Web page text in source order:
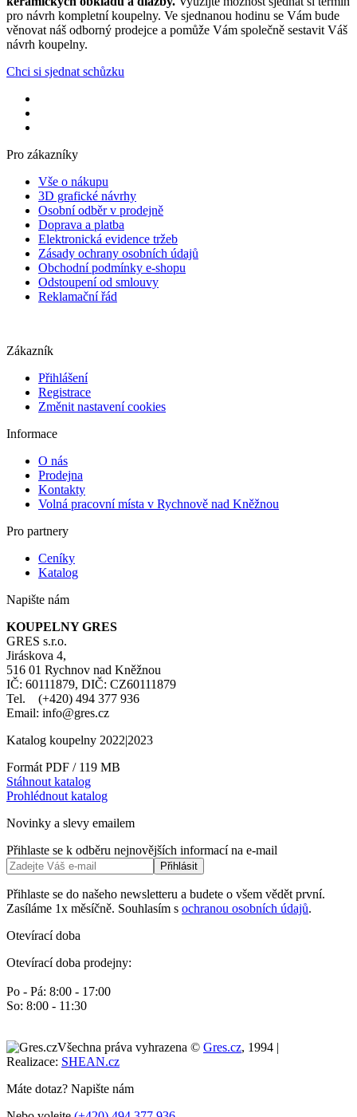
pro návrh kompletní koupelny. Ve sjednanou hodinu se Vám bude
věnovat náš odborný prodejce a pomůže Vám společně sestavit Váš
návrh koupelny.
Chci si sjednat schůzku
Pro zákazníky
Vše o nákupu
3D grafické návrhy
Osobní odběr v prodejně
Doprava a platba
Elektronická evidence tržeb
Zásady ochrany osobních údajů
Obchodní podmínky e-shopu
Odstoupení od smlouvy
Reklamační řád
Zákazník
Přihlášení
Registrace
Změnit nastavení cookies
Informace
O nás
Prodejna
Kontakty
Volná pracovní místa v Rychnově nad Kněžnou
Pro partnery
Ceníky
Katalog
Napište nám
KOUPELNY GRES
GRES s.r.o.
Jiráskova 4,
516 01 Rychnov nad Kněžnou
IČ: 60111879, DIČ: CZ60111879
Tel. (+420) 494 377 936
Email: info@gres.cz
Katalog koupelny 2022|2023
Formát PDF / 119 MB
Stáhnout katalog
Prohlédnout katalog
Novinky a slevy emailem
Přihlaste se k odběru nejnovějších informací na e-mail
Přihlásit
Přihlaste se do našeho newsletteru a budete o všem vědět první.
Zasíláme 1x měsíčně. Souhlasím s ochranou osobních údajů.
Otevírací doba
Otevírací doba prodejny:
Po - Pá: 8:00 - 17:00
So: 8:00 - 11:30
Všechna práva vyhrazena © Gres.cz, 1994 |
Realizace: SHEAN.cz
Máte dotaz? Napište nám